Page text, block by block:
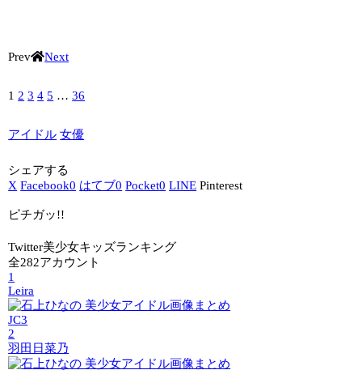
Prev Next
1 2 3 4 5 … 36
アイドル 女優
シェアする
X Facebook0 はてブ0 Pocket0 LINE Pinterest
ピチガッ!!
Twitter美少女キッズランキング
全282アカウント
1
Leira
JC3
2
羽田日菜乃